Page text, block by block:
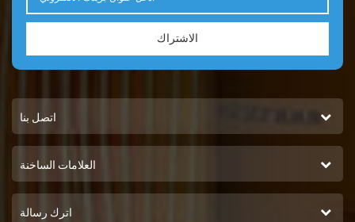
الاشتراك
اتصل بنا
العلامات الساخنة
اترك رسالة